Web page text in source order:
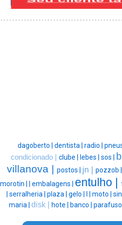
dagoberto | dentista | radio | pneus
condicionado | clube | lebes | sos |
villanova | postos | jn | pozzob |
morotin |
embalagens | entulho |
serralheria | plaza | gelo | moto |
maria | disk | hote | banco |